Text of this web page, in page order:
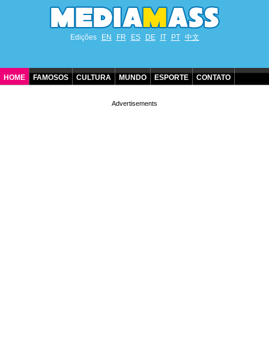
Edições EN FR ES DE IT PT 中文
HOME FAMOSOS CULTURA MUNDO ESPORTE CONTATO